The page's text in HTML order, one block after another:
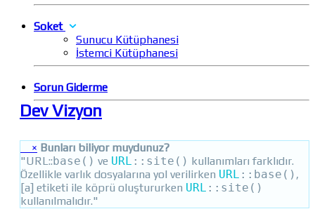
Soket
Sunucu Kütüphanesi
İstemci Kütüphanesi
Sorun Giderme
Dev Vizyon
× Bunları biliyor muydunuz?
"URL:: base() ve URL :: site() kullanımları farklıdır.
Özellikle varlık dosyalarına yol verilirken URL :: base() ,
[a] etiketi ile köprü oluştururken URL :: site()
kullanılmalıdır."